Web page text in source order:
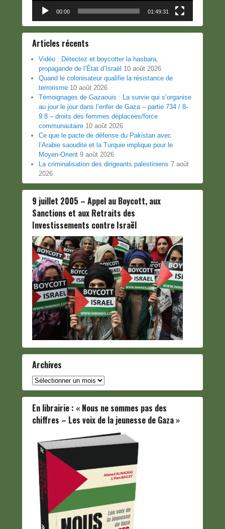
00:00 01:49:31
Articles récents
Vidéo : Détectez et boycotter la hasbara,
propagande de l’État d’Israël 10 août 2026
Quand le colonisateur qualifie la résistance de
terrorisme 10 août 2026
Témoignages de Gazaouis : La survie qui s’organise
au jour le jour dans l’enfer de Gaza – partie 734 / 8-
9.8 – droits des femmes déplacées/force
communautaire 10 août 2026
Ce que le pacte de défense du Pakistan avec
l’Arabie saoudite et la Turquie implique pour le
Moyen-Orient 9 août 2026
La criminalisation des dirigeants palestiniens 7 août
2026
9 juillet 2005 – Appel au Boycott, aux
Sanctions et aux Retraits des
Investissements contre Israël
Archives
Archives
En librairie : « Nous ne sommes pas des
chiffres – Les voix de la jeunesse de Gaza »